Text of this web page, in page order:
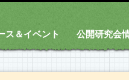
ス＆イベント 公開研究会